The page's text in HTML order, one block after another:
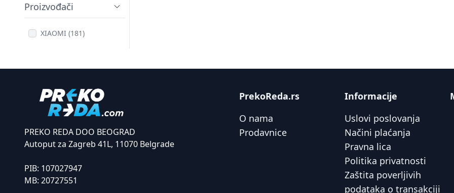
Proizvođači
XIAOMI (181)
PREKO REDA DOO BEOGRAD
Autoput za Zagreb 41L, 11070 Belgrade
PIB: 107027947
MB: 20727551
PrekoReda.rs
O nama
Prodavnice
Informacije
Uslovi poslovanja
Načini plaćanja
Pravna lica
Politika privatnosti
Zaštita poverljivih
podataka o transakciji